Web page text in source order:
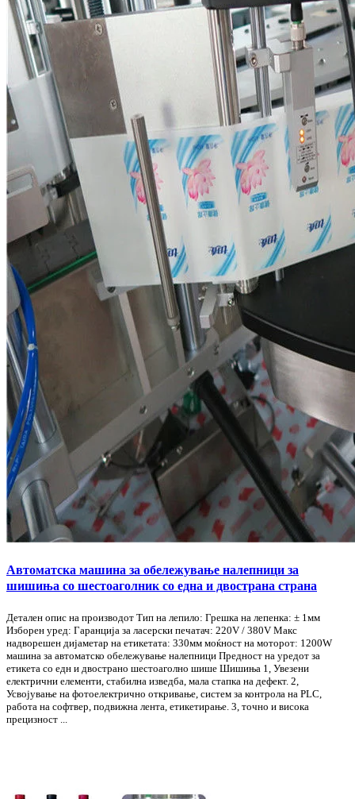
Автоматска машина за обележување налепници за
шишиња со шестоаголник со една и двострана страна
Детален опис на производот Тип на лепило: Грешка на лепенка: ± 1мм
Изборен уред: Гаранција за ласерски печатач: 220V / 380V Макс
надворешен дијаметар на етикетата: 330мм моќност на моторот: 1200W
машина за автоматско обележување налепници Предност на уредот за
етикета со едн и двострано шестоаголно шише Шишиња 1, Увезени
електрични елементи, стабилна изведба, мала стапка на дефект. 2,
Усвојување на фотоелектрично откривање, систем за контрола на PLC,
работа на софтвер, подвижна лента, етикетирање. 3, точно и висока
прецизност ...